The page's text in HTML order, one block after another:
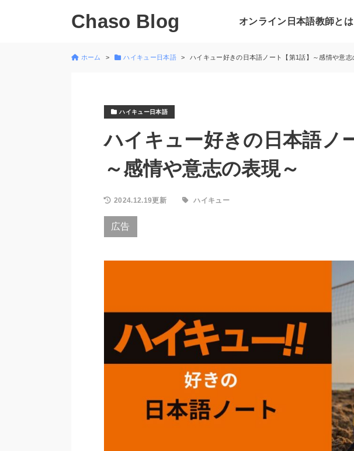
Chaso Blog オンライン日本語教師とは
ホーム ハイキュー日本語 ハイキュー好きの日本語ノート【第1話】～感情や意志
ハイキュー日本語
ハイキュー好きの日本語ノ
～感情や意志の表現～
2024.12.19更新 ハイキュー
広告